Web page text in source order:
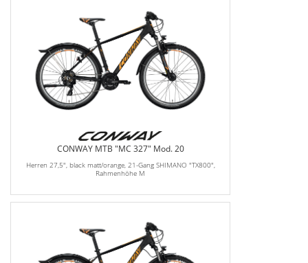
CONWAY MTB "MC 327" Mod. 20
Herren 27,5", black matt/orange, 21-Gang SHIMANO "TX800",
Rahmenhöhe M